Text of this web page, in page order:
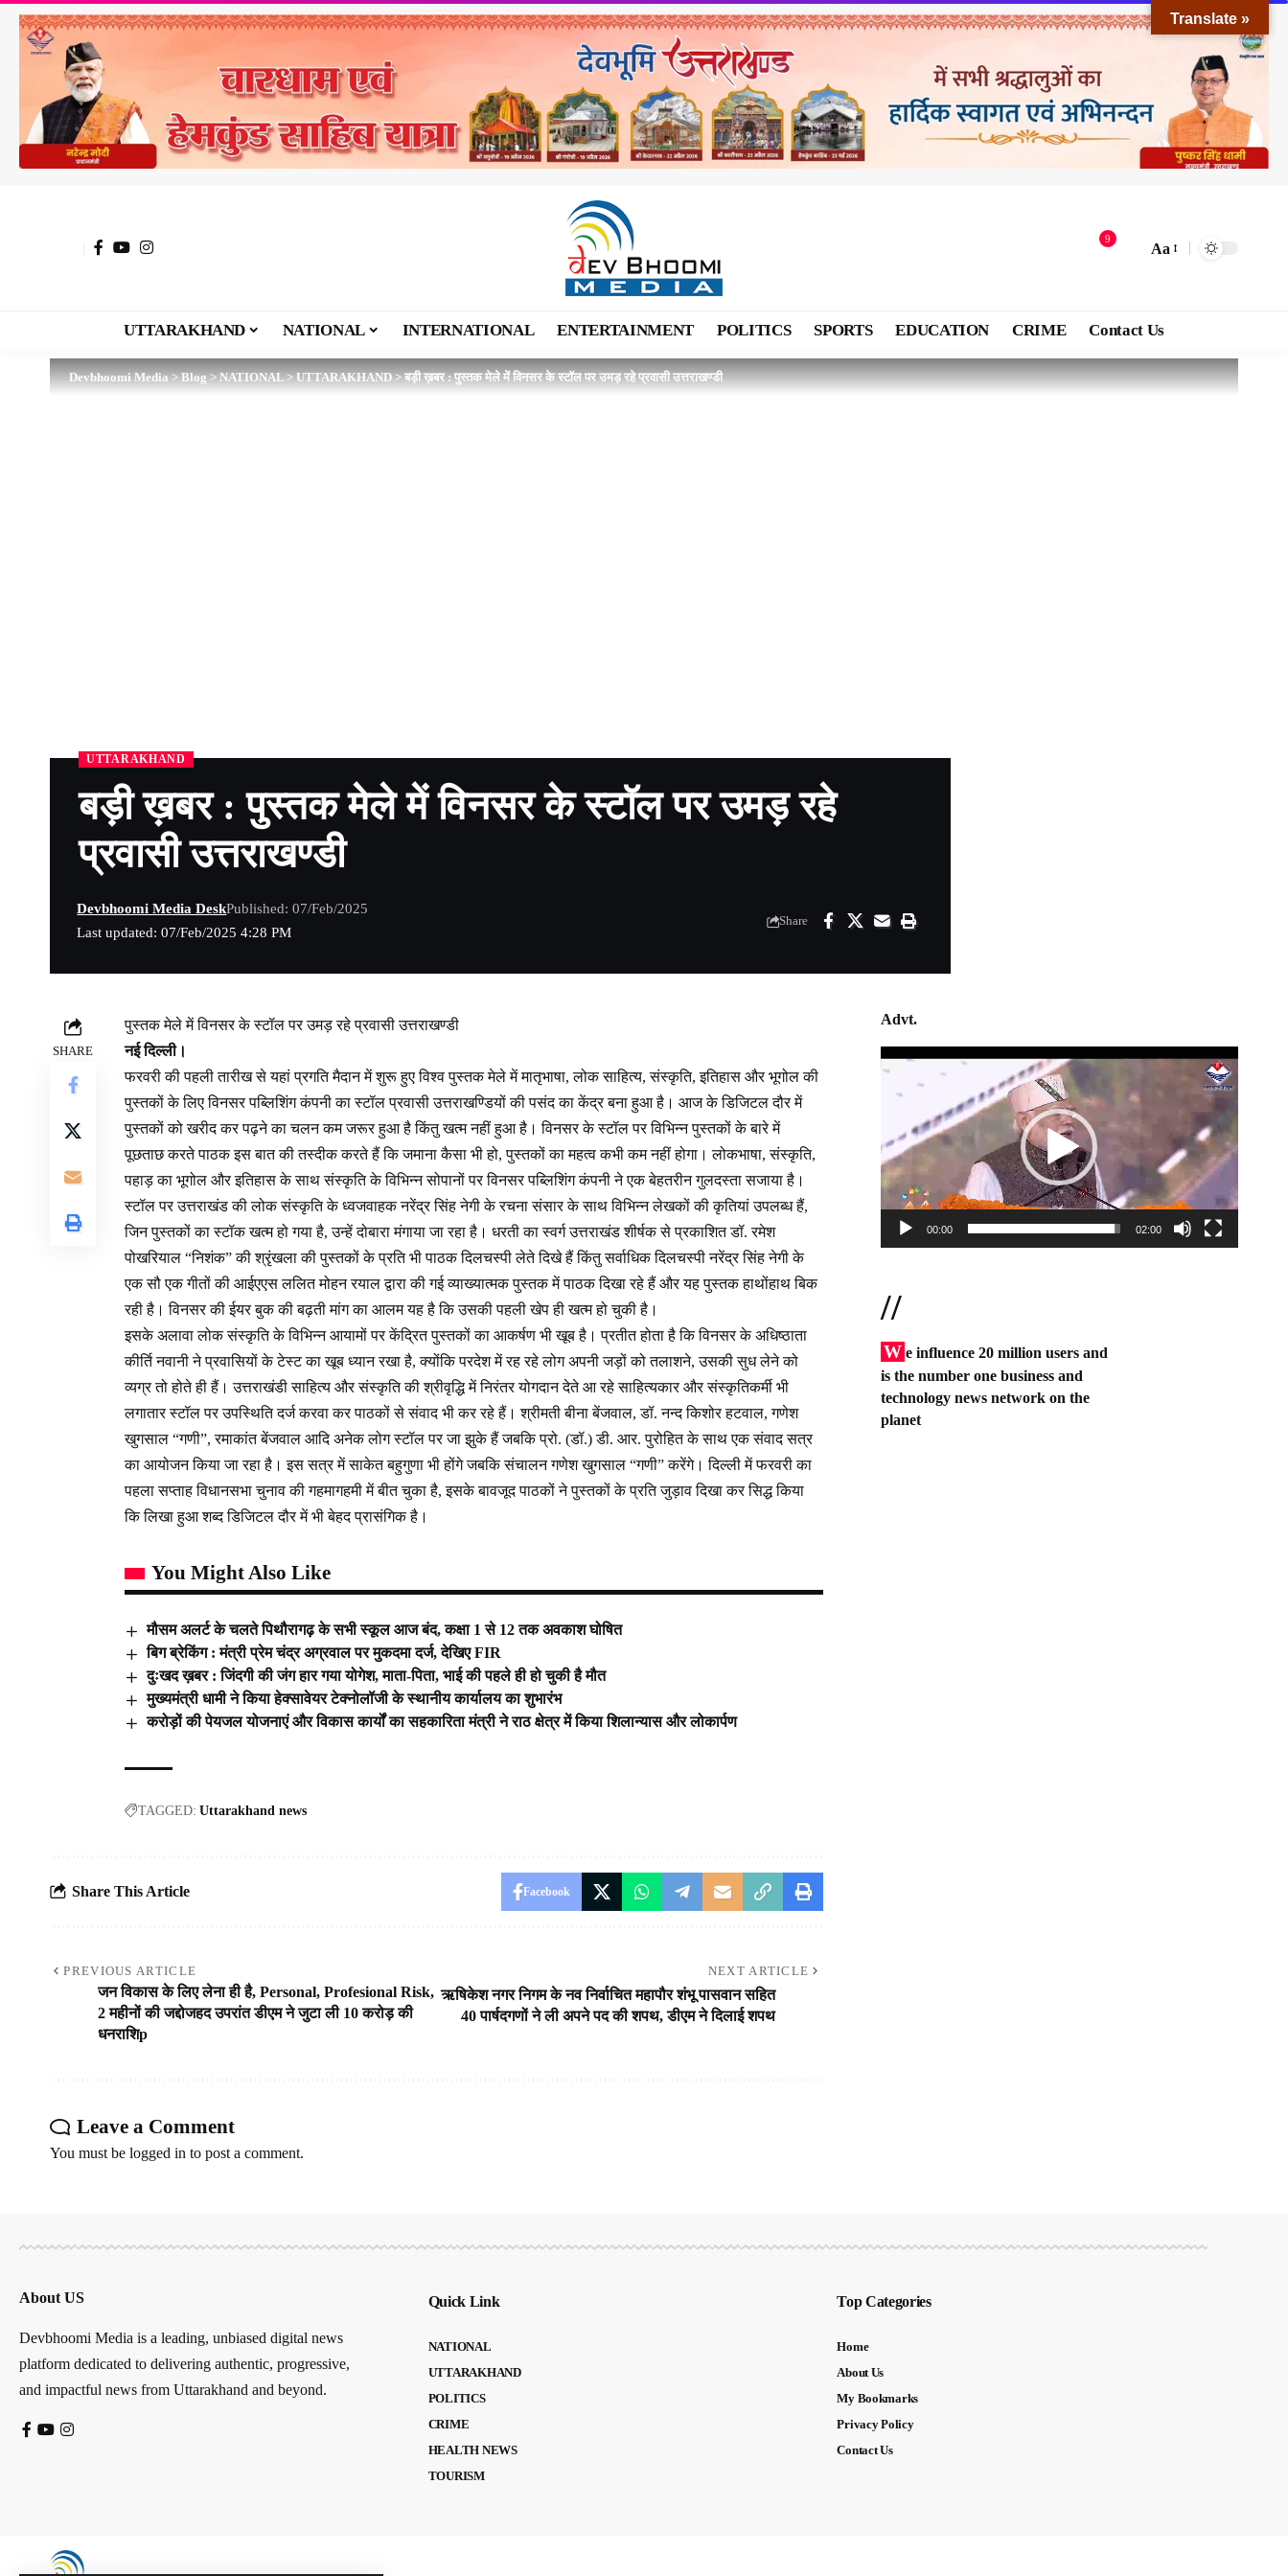
9
Aa
UTTARAKHAND NATIONAL INTERNATIONAL ENTERTAINMENT POLITICS SPORTS EDUCATION CRIME Contact Us
Devbhoomi Media>Blog>NATIONAL>UTTARAKHAND>बड़ी ख़बर : पुस्तक मेले में विनसर के स्टॉल पर उमड़ रहे प्रवासी उत्तराखण्डी
UTTARAKHAND
बड़ी ख़बर : पुस्तक मेले में विनसर के स्टॉल पर उमड़ रहे
प्रवासी उत्तराखण्डी
Last updated: 07/Feb/2025 4:28 PM
Devbhoomi Media DeskPublished: 07/Feb/2025
Share
SHARE
पुस्तक मेले में विनसर के स्टॉल पर उमड़ रहे प्रवासी उत्तराखण्डी
नई दिल्ली।
फरवरी की पहली तारीख से यहां प्रगति मैदान में शुरू हुए विश्व पुस्तक मेले में मातृभाषा, लोक साहित्य, संस्कृति, इतिहास और भूगोल की
पुस्तकों के लिए विनसर पब्लिशिंग कंपनी का स्टॉल प्रवासी उत्तराखण्डियों की पसंद का केंद्र बना हुआ है। आज के डिजिटल दौर में
पुस्तकों को खरीद कर पढ़ने का चलन कम जरूर हुआ है किंतु खत्म नहीं हुआ है। विनसर के स्टॉल पर विभिन्न पुस्तकों के बारे में
पूछताछ करते पाठक इस बात की तस्दीक करते हैं कि जमाना कैसा भी हो, पुस्तकों का महत्व कभी कम नहीं होगा। लोकभाषा, संस्कृति,
पहाड़ का भूगोल और इतिहास के साथ संस्कृति के विभिन्न सोपानों पर विनसर पब्लिशिंग कंपनी ने एक बेहतरीन गुलदस्ता सजाया है।
स्टॉल पर उत्तराखंड की लोक संस्कृति के ध्वजवाहक नरेंद्र सिंह नेगी के रचना संसार के साथ विभिन्न लेखकों की कृतियां उपलब्ध हैं,
जिन पुस्तकों का स्टॉक खत्म हो गया है, उन्हें दोबारा मंगाया जा रहा है। धरती का स्वर्ग उत्तराखंड शीर्षक से प्रकाशित डॉ. रमेश
पोखरियाल “निशंक” की श्रृंखला की पुस्तकों के प्रति भी पाठक दिलचस्पी लेते दिखे हैं किंतु सर्वाधिक दिलचस्पी नरेंद्र सिंह नेगी के
एक सौ एक गीतों की आईएएस ललित मोहन रयाल द्वारा की गई व्याख्यात्मक पुस्तक में पाठक दिखा रहे हैं और यह पुस्तक हाथोंहाथ बिक
रही है। विनसर की ईयर बुक की बढ़ती मांग का आलम यह है कि उसकी पहली खेप ही खत्म हो चुकी है।
इसके अलावा लोक संस्कृति के विभिन्न आयामों पर केंद्रित पुस्तकों का आकर्षण भी खूब है। प्रतीत होता है कि विनसर के अधिष्ठाता
कीर्ति नवानी ने प्रवासियों के टेस्ट का खूब ध्यान रखा है, क्योंकि परदेश में रह रहे लोग अपनी जड़ों को तलाशने, उसकी सुध लेने को
व्यग्र तो होते ही हैं। उत्तराखंडी साहित्य और संस्कृति की श्रीवृद्धि में निरंतर योगदान देते आ रहे साहित्यकार और संस्कृतिकर्मी भी
लगातार स्टॉल पर उपस्थिति दर्ज करवा कर पाठकों से संवाद भी कर रहे हैं। श्रीमती बीना बेंजवाल, डॉ. नन्द किशोर हटवाल, गणेश
खुगसाल “गणी”, रमाकांत बेंजवाल आदि अनेक लोग स्टॉल पर जा झुके हैं जबकि प्रो. (डॉ.) डी. आर. पुरोहित के साथ एक संवाद सत्र
का आयोजन किया जा रहा है। इस सत्र में साकेत बहुगुणा भी होंगे जबकि संचालन गणेश खुगसाल “गणी” करेंगे। दिल्ली में फरवरी का
पहला सप्ताह विधानसभा चुनाव की गहमागहमी में बीत चुका है, इसके बावजूद पाठकों ने पुस्तकों के प्रति जुड़ाव दिखा कर सिद्ध किया
कि लिखा हुआ शब्द डिजिटल दौर में भी बेहद प्रासंगिक है।
You Might Also Like
मौसम अलर्ट के चलते पिथौरागढ़ के सभी स्कूल आज बंद, कक्षा 1 से 12 तक अवकाश घोषित
बिग ब्रेकिंग : मंत्री प्रेम चंद्र अग्रवाल पर मुकदमा दर्ज, देखिए FIR
दुःखद ख़बर : जिंदगी की जंग हार गया योगेश, माता-पिता, भाई की पहले ही हो चुकी है मौत
मुख्यमंत्री धामी ने किया हेक्सावेयर टेक्नोलॉजी के स्थानीय कार्यालय का शुभारंभ
करोड़ों की पेयजल योजनाएं और विकास कार्यों का सहकारिता मंत्री ने राठ क्षेत्र में किया शिलान्यास और लोकार्पण
TAGGED: Uttarakhand news
Share This Article Facebook
PREVIOUS ARTICLE
जन विकास के लिए लेना ही है, Personal, Profesional Risk,
2 महीनों की जद्दोजहद उपरांत डीएम ने जुटा ली 10 करोड़ की
धनराशिp
NEXT ARTICLE
ऋषिकेश नगर निगम के नव निर्वाचित महापौर शंभू पासवान सहित
40 पार्षदगणों ने ली अपने पद की शपथ, डीएम ने दिलाई शपथ
Leave a Comment
You must be logged in to post a comment.
Advt.
Video
00:00 02:00
//
W e influence 20 million users and
is the number one business and
technology news network on the
planet
About US
Devbhoomi Media is a leading, unbiased digital news
platform dedicated to delivering authentic, progressive,
and impactful news from Uttarakhand and beyond.
Quick Link
NATIONAL
UTTARAKHAND
POLITICS
CRIME
HEALTH NEWS
TOURISM
Top Categories
Home
About Us
My Bookmarks
Privacy Policy
Contact Us
Translate »